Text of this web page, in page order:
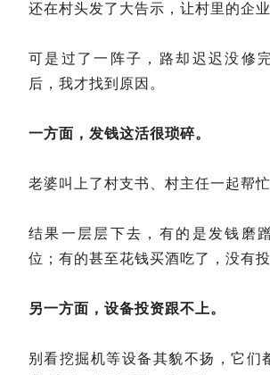
还在村头发了大告示，让村里的企业
可是过了一阵子，路却迟迟没修
后，我才找到原因。
一方面，发钱这活很琐碎。
老婆叫上了村支书、村主任一起帮忙
结果一层层下去，有的是发钱磨
位；有的甚至花钱买酒吃了，没有投
另一方面，设备投资跟不上。
别看挖掘机等设备其貌不扬，它们